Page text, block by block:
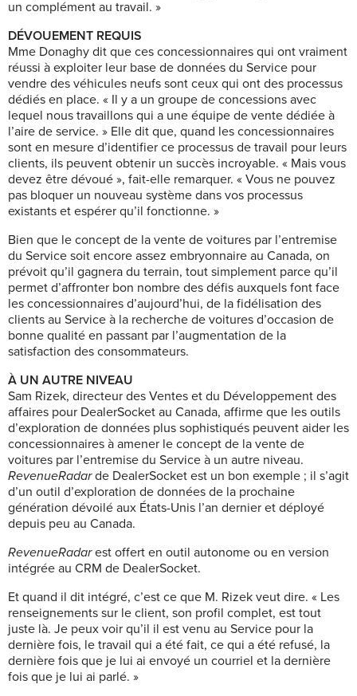
un complément au travail. »
DÉVOUEMENT REQUIS
Mme Donaghy dit que ces concessionnaires qui ont vraiment
réussi à exploiter leur base de données du Service pour
vendre des véhicules neufs sont ceux qui ont des processus
dédiés en place. « Il y a un groupe de concessions avec
lequel nous travaillons qui a une équipe de vente dédiée à
l’aire de service. » Elle dit que, quand les concessionnaires
sont en mesure d’identifier ce processus de travail pour leurs
clients, ils peuvent obtenir un succès incroyable. « Mais vous
devez être dévoué », fait-elle remarquer. « Vous ne pouvez
pas bloquer un nouveau système dans vos processus
existants et espérer qu’il fonctionne. »
Bien que le concept de la vente de voitures par l’entremise
du Service soit encore assez embryonnaire au Canada, on
prévoit qu’il gagnera du terrain, tout simplement parce qu’il
permet d’affronter bon nombre des défis auxquels font face
les concessionnaires d’aujourd’hui, de la fidélisation des
clients au Service à la recherche de voitures d’occasion de
bonne qualité en passant par l’augmentation de la
satisfaction des consommateurs.
À UN AUTRE NIVEAU
Sam Rizek, directeur des Ventes et du Développement des
affaires pour DealerSocket au Canada, affirme que les outils
d’exploration de données plus sophistiqués peuvent aider les
concessionnaires à amener le concept de la vente de
voitures par l’entremise du Service à un autre niveau.
RevenueRadarde DealerSocket est un bon exemple ; il s’agit
d’un outil d’exploration de données de la prochaine
génération dévoilé aux États-Unis l’an dernier et déployé
depuis peu au Canada.
RevenueRadarest offert en outil autonome ou en version
intégrée au CRM de DealerSocket.
Et quand il dit intégré, c’est ce que M. Rizek veut dire. « Les
renseignements sur le client, son profil complet, est tout
juste là. Je peux voir qu’il il est venu au Service pour la
dernière fois, le travail qui a été fait, ce qui a été refusé, la
dernière fois que je lui ai envoyé un courriel et la dernière
fois que je lui ai parlé. »